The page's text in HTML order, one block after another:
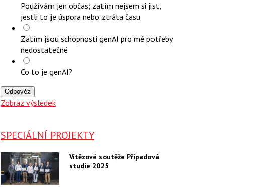
Používám jen občas; zatím nejsem si jist,
jestli to je úspora nebo ztráta času
Zatím jsou schopnosti genAI pro mé potřeby
nedostatečné
Co to je genAI?
Odpověz
Zobraz výsledek
SPECIÁLNÍ PROJEKTY
Vítězové soutěže Případová
studie 2025